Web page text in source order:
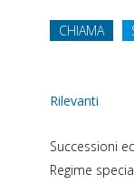
CHIAMA
Rilevanti
Successioni
Regime